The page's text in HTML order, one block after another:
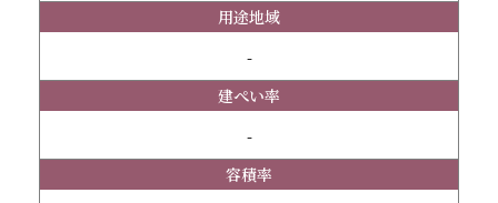
用途地域
-
建ぺい率
-
容積率